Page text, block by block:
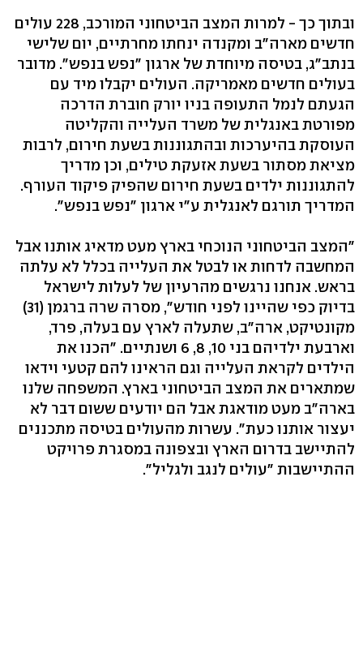
ובתוך כך - למרות המצב הביטחוני המורכב, 228 עולים
חדשים מארה"ב ומקנדה ינחתו מחרתיים, יום שלישי
בנתב"ג, בטיסה מיוחדת של ארגון "נפש בנפש". מדובר
בעולים חדשים מאמריקה. העולים יקבלו מיד עם
הגעתם לנמל התעופה בניו יורק חוברת הדרכה
מפורטת באנגלית של משרד העלייה והקליטה
העוסקת בהיערכות ובהתגוננות בשעת חירום, לרבות
מציאת מסתור בשעת אזעקת טילים, וכן מדריך
להתגוננות ילדים בשעת חירום שהפיק פיקוד העורף.
המדריך תורגם לאנגלית ע"י ארגון "נפש בנפש".
"המצב הביטחוני הנוכחי בארץ מעט מדאיג אותנו אבל
המחשבה לדחות או לבטל את העלייה בכלל לא עלתה
בראש. אנחנו נרגשים מהרעיון של לעלות לישראל
בדיוק כפי שהיינו לפני חודש", מסרה שרה ברגמן (31)
מקונטיקט, ארה"ב, שתעלה לארץ עם בעלה, פרד,
וארבעת ילדיהם בני 10, 8, 6 ושנתיים. "הכנו את
הילדים לקראת העלייה וגם הראינו להם קטעי וידאו
שמתארים את המצב הביטחוני בארץ. המשפחה שלנו
בארה"ב מעט מודאגת אבל הם יודעים ששום דבר לא
יעצור אותנו כעת". עשרות מהעולים בטיסה מתכננים
להתיישב בדרום הארץ ובצפונה במסגרת פרויקט
ההתיישבות "עולים לנגב ולגליל".